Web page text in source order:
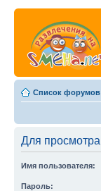
Список форумов
Для
Имя пользователя:
Пароль: